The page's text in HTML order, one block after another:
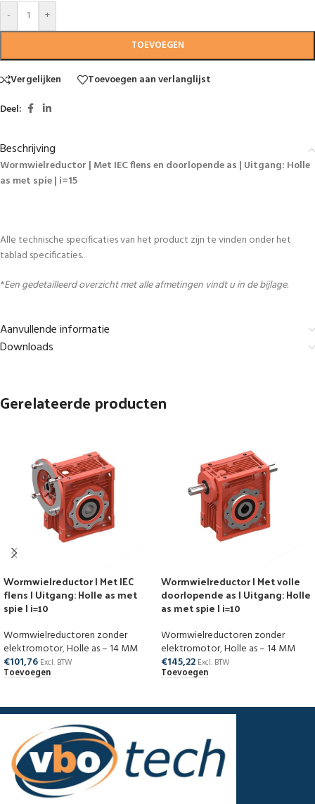
-
+
TOEVOEGEN
Vergelijken
Toevoegen aan verlanglijst
Deel:
Beschrijving
Wormwielreductor | Met IEC flens en doorlopende as | Uitgang: Holle
as met spie | i=15
Alle technische specificaties van het product zijn te vinden onder het
tablad specificaties.
*Een gedetailleerd overzicht met alle afmetingen vindt u in de bijlage.
Aanvullende informatie
Downloads
Gerelateerde producten
Wormwielreductor | Met IEC
flens | Uitgang: Holle as met
spie | i=10
Wormwielreductoren zonder
elektromotor,Holle as – 14 MM
€101,76 Excl. BTW
Toevoegen
Wormwielreductor | Met volle
doorlopende as | Uitgang: Holle
as met spie | i=10
Wormwielreductoren zonder
elektromotor,Holle as – 14 MM
€145,22 Excl. BTW
Toevoegen